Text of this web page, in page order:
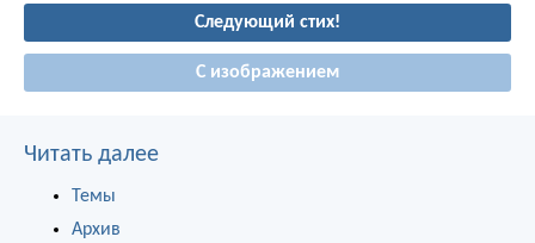
Следующий стих!
С изображением
Читать далее
Темы
Архив